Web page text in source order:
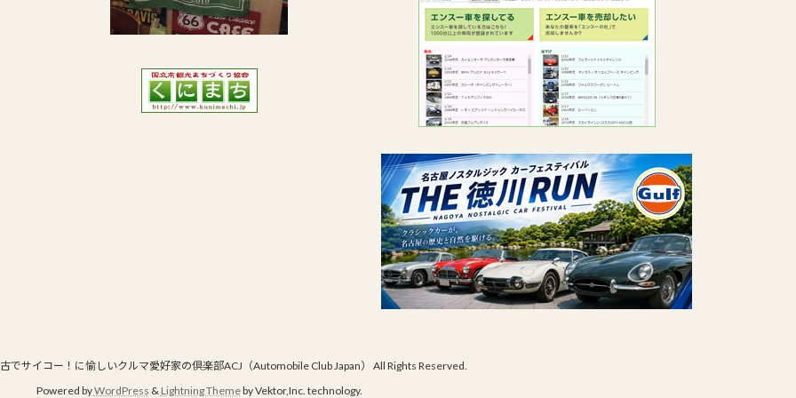
でサイコー！に愉しいクルマ愛好家の倶楽部ACJ（Automobile Club Japan） All Rights Reserved.
Powered byWordPress & Lightning Themeby Vektor,Inc. technology.